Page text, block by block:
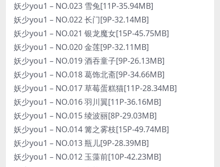
妖少you1 – NO.023 雪兔[11P-35.94MB]
妖少you1 – NO.022 长门[9P-32.14MB]
妖少you1 – NO.021 银龙魔女[15P-45.75MB]
妖少you1 – NO.020 金莲[9P-32.11MB]
妖少you1 – NO.019 酒吞童子[9P-26.13MB]
妖少you1 – NO.018 葛饰北斋[9P-34.66MB]
妖少you1 – NO.017 草莓蛋糕猫[11P-28.34MB]
妖少you1 – NO.016 羽川翼[11P-36.16MB]
妖少you1 – NO.015 绫波丽[8P-29.03MB]
妖少you1 – NO.014 篝之雾枝[15P-49.74MB]
妖少you1 – NO.013 瓶儿[9P-28.39MB]
妖少you1 – NO.012 玉藻前[10P-42.23MB]